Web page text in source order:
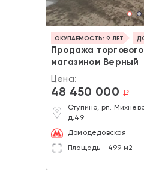
ОКУПАЕМОСТЬ: 9 ЛЕТ
Продажа
магазином Верный
Цена:
48 450 000 a
Ступино, рп.
д.49
Домодедовская
Площадь - 499 м2